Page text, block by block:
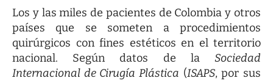
Los y las miles de pacientes de Colombia y otros
países que se someten a procedimientos
quirúrgicos con fines estéticos en el territorio
nacional. Según datos de la Sociedad
Internacional de Cirugía Plástica (ISAPS, por sus